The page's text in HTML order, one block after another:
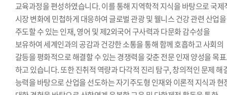
교육과정을 편성하였습니다. 이를 통해 지역학적 지식을 바탕으로 국제
시장 변화에 민첩하게 대응하여 글로벌 관광 및 웰니스 건강 관련 산업을
주도할 수 있는 인재, 영어 및 제2외국어 구사력과 다문화 감수성을
보유하여 세계인과의 공감과 건강한 소통을 통해 함께 호흡하고 사회의
갈등을 평화적으로 해결할 수 있는 경쟁력을 갖춘 전문 인재 양성을 목
하고 있습니다. 또한 진취적 역량과 다각적 진리 탐구, 창의적인 문제 해
능력을 바탕으로 산업을 선도하는 자기주도형 인재와 이론적 지식과 현